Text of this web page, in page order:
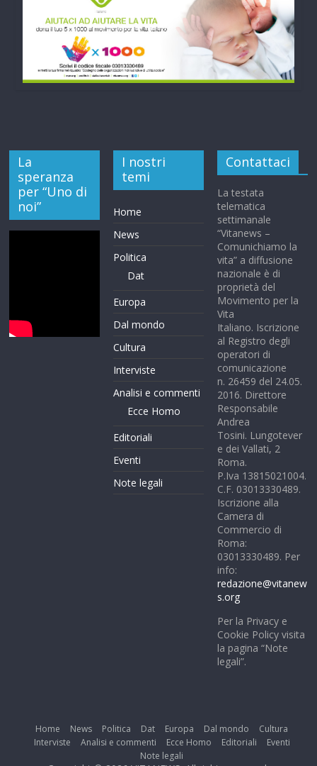
La
speranza
per “Uno di
noi”
I nostri
temi
Home
News
Politica
Dat
Europa
Dal mondo
Cultura
Interviste
Analisi e commenti
Ecce Homo
Editoriali
Eventi
Note legali
Contattaci
La testata
telematica
settimanale
“Vitanews –
Comunichiamo la
vita” a diffusione
nazionale è di
proprietà del
Movimento per la
Vita
Italiano. Iscrizione
al Registro degli
operatori di
comunicazione
n. 26459 del 24.05.
2016. Direttore
Responsabile
Andrea
Tosini. Lungotever
e dei Vallati, 2
Roma.
P.Iva 13815021004.
C.F. 03013330489.
Iscrizione alla
Camera di
Commercio di
Roma:
03013330489. Per
info:
redazione@vitanew
s.org
Per la Privacy e
Cookie Policy visita
la pagina “Note
legali”.
Home News Politica Dat Europa Dal mondo
Cultura
Interviste
Analisi e commenti Ecce Homo Editoriali
Eventi
Note legali